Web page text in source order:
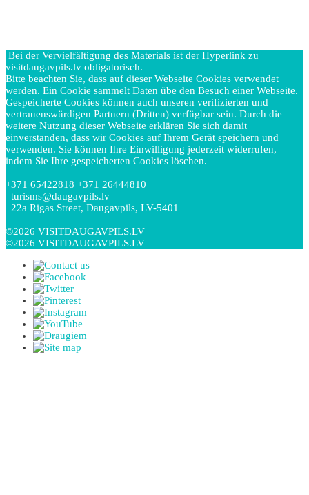
Bei der Vervielfältigung des Materials ist der Hyperlink zu
visitdaugavpils.lv obligatorisch.
Bitte beachten Sie, dass auf dieser Webseite Cookies verwendet
werden. Ein Cookie sammelt Daten übe den Besuch einer Webseite.
Gespeicherte Cookies können auch unseren verifizierten und
vertrauenswürdigen Partnern (Dritten) verfügbar sein. Durch die
weitere Nutzung dieser Webseite erklären Sie sich damit
einverstanden, dass wir Cookies auf Ihrem Gerät speichern und
verwenden. Sie können Ihre Einwilligung jederzeit widerrufen,
indem Sie Ihre gespeicherten Cookies löschen.
+371 65422818 +371 26444810
turisms@daugavpils.lv
22a Rigas Street, Daugavpils, LV-5401
©2026 VISITDAUGAVPILS.LV
©2026 VISITDAUGAVPILS.LV